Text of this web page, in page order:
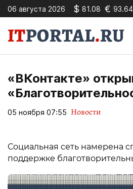
06 августа 2026 $ 81.08 € 93.64
«ВКонтакте»
05 ноября 07:55 Новости
Социальная сеть намерена
поддержке